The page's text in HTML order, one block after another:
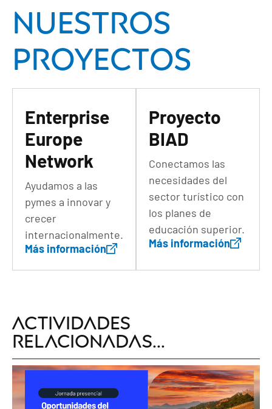
Nuestros
proyectos
Enterprise
Europe
Network
Ayudamos a las
pymes a innovar y
crecer
internacionalmente.
Más información
Proyecto
BIAD
Conectamos las
necesidades del
sector turístico con
los planes de
educación superior.
Más información
Actividades
relacionadas...